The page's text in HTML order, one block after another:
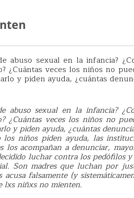
abuso sexual en la infancia?
¿Cuántas veces los niños no
y piden ayuda, ¿cuántas
abuso sexual en la infancia?
¿Cuántas veces los niños no
y piden ayuda, ¿cuántas
los niños piden ayuda, las
los acompañan a denunciar,
luchar contra los pedófilos
Son madres que luchan por
acusa falsamente (y
lxs niñxs no mienten.